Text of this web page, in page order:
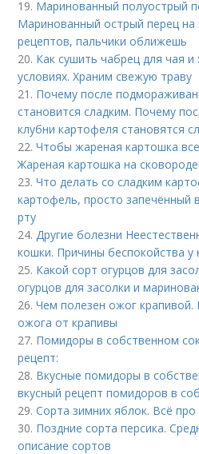
19. Маринованный полуострый
Маринованный острый перец
рецептов, пальчики оближешь
20. Как сушить чабрец для чая
условиях. Храним свежую траву
21. Почему после
становится сладким. Почему
клубни картофеля становятся
22.Чтобы жареная картошка
Жареная картошка на
23.Что делать со сладким
картофель, просто запечённый
рту
24. Другие болезни
кошки. Причины беспокойства у
25. Какой сорт огурцов для
огурцов для засолки и
26.Чем полезен ожог крапивой.
ожога от крапивы
27. Помидоры в собственном
рецепт:
28. Вкусные помидоры в
вкусный рецепт помидоров в
29.Сорта зимних яблок. Всё
30. Поздние сорта персика.
описание сортов